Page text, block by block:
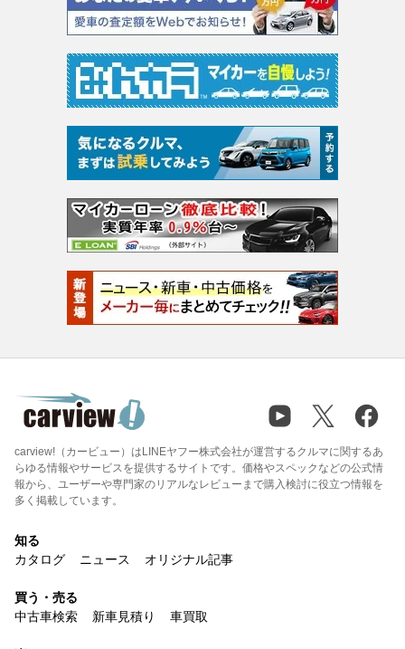
carview!（カービュー）はLINEヤフー株式会社が運営するクルマに関するあ
らゆる情報やサービスを提供するサイトです。価格やスペックなどの公式情
報から、ユーザーや専門家のリアルなレビューまで購入検討に役立つ情報を
多く掲載しています。
知る
カタログ
ニュース オリジナル記事
買う・売る
中古車検索
新車見積り 車買取